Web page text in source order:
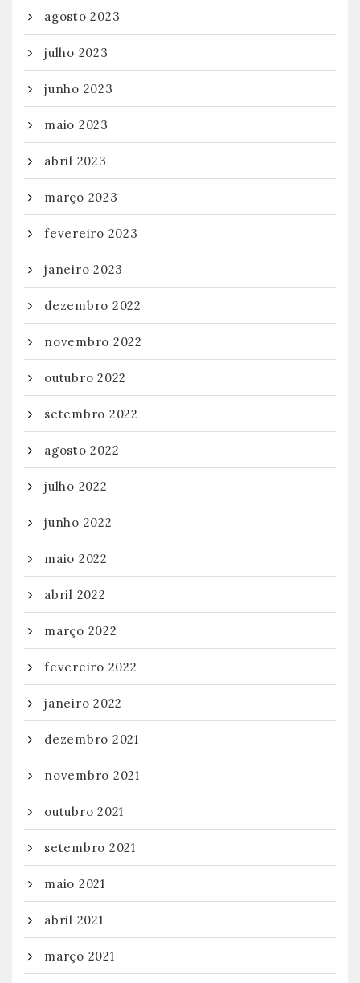
agosto 2023
julho 2023
junho 2023
maio 2023
abril 2023
março 2023
fevereiro 2023
janeiro 2023
dezembro 2022
novembro 2022
outubro 2022
setembro 2022
agosto 2022
julho 2022
junho 2022
maio 2022
abril 2022
março 2022
fevereiro 2022
janeiro 2022
dezembro 2021
novembro 2021
outubro 2021
setembro 2021
maio 2021
abril 2021
março 2021